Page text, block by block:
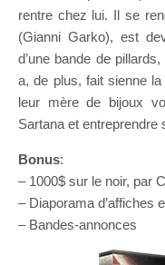
rentre chez lui. Il se
(Gianni Garko), est
d’une bande de
a, de plus, fait sienne
leur mère de bijoux
Sartana et entreprendre
Bonus:
– 1000$ sur le noir, par
– Diaporama d’affiches
– Bandes-annonces